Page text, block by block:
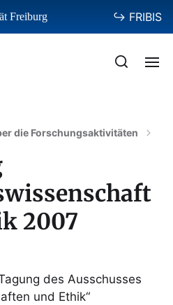
Freiburg ↪ FRIBIS
die Forschungsaktivitäten
2007
des Ausschusses
und Ethik“